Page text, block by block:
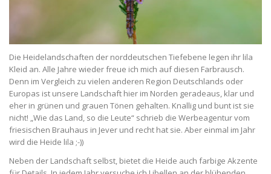
Die Heidelandschaften der norddeutschen Tiefebene legen ihr lila
Kleid an. Alle Jahre wieder freue ich mich auf diesen Farbrausch.
Denn im Vergleich zu vielen anderen Region Deutschlands oder
Europas ist unsere Landschaft hier im Norden geradeaus, klar und
eher in grünen und grauen Tönen gehalten. Knallig und bunt ist sie
nicht! „Wie das Land, so die Leute“ schrieb die Werbeagentur vom
friesischen Brauhaus in Jever und recht hat sie. Aber einmal im Jahr
wird die Heide lila ;-))
Neben der Landschaft selbst, bietet die Heide auch farbige Akzente